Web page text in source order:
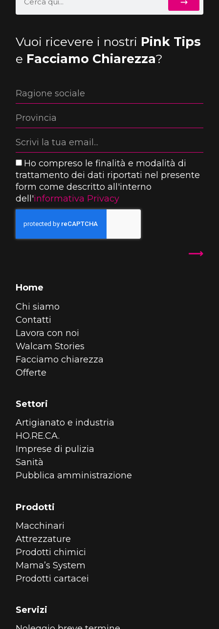
Vuoi ricevere i nostri Pink Tips
e Facciamo Chiarezza?
Ho compreso le finalità e modalità di
trattamento dei dati riportati nel presente
form come descritto all'interno
dell'informativa Privacy
Home
Chi siamo
Contatti
Lavora con noi
Walcam Stories
Facciamo chiarezza
Offerte
Settori
Artigianato e industria
HO.RE.CA.
Imprese di pulizia
Sanità
Pubblica amministrazione
Prodotti
Macchinari
Attrezzature
Prodotti chimici
Mama’s System
Prodotti cartacei
Servizi